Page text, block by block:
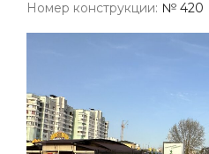
Номер конструкции: № 420